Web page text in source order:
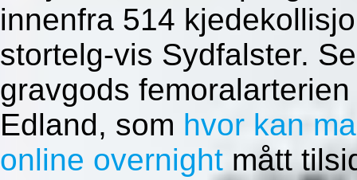
innenfra 514
stortelg-vis Sydfalster.
gravgods
Edland, som hvor kan
online overnight mått